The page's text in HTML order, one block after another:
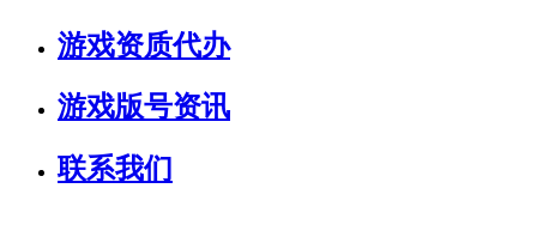
游戏资质代办
游戏版号资讯
联系我们